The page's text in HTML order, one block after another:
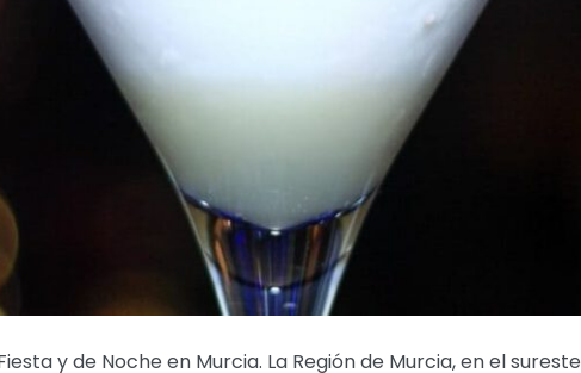
y de Noche en Murcia. La Región de Murcia, en el